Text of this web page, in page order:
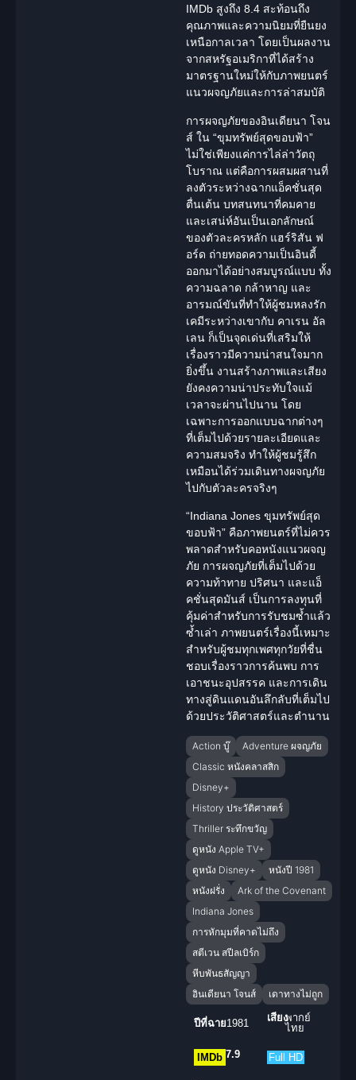
IMDb สูงถึง 8.4 สะท้อนถึง
คุณภาพและความนิยมที่ยืนยง
เหนือกาลเวลา โดยเป็นผลงาน
จากสหรัฐอเมริกาที่ได้สร้าง
มาตรฐานใหม่ให้กับภาพยนตร์
แนวผจญภัยและการล่าสมบัติ
การผจญภัยของอินเดียนา โจน
ส์ ใน “ขุมทรัพย์สุดขอบฟ้า”
ไม่ใช่เพียงแค่การไล่ล่าวัตถุ
โบราณ แต่คือการผสมผสานที่
ลงตัวระหว่างฉากแอ็คชั่นสุด
ตื่นเต้น บทสนทนาที่คมคาย
และเสน่ห์อันเป็นเอกลักษณ์
ของตัวละครหลัก แฮร์ริสัน ฟ
อร์ด ถ่ายทอดความเป็นอินดี้
ออกมาได้อย่างสมบูรณ์แบบ ทั้ง
ความฉลาด กล้าหาญ และ
อารมณ์ขันที่ทำให้ผู้ชมหลงรัก
เคมีระหว่างเขากับ คาเรน อัล
เลน ก็เป็นจุดเด่นที่เสริมให้
เรื่องราวมีความน่าสนใจมาก
ยิ่งขึ้น งานสร้างภาพและเสียง
ยังคงความน่าประทับใจแม้
เวลาจะผ่านไปนาน โดย
เฉพาะการออกแบบฉากต่างๆ
ที่เต็มไปด้วยรายละเอียดและ
ความสมจริง ทำให้ผู้ชมรู้สึก
เหมือนได้ร่วมเดินทางผจญภัย
ไปกับตัวละครจริงๆ
“Indiana Jones ขุมทรัพย์สุด
ขอบฟ้า” คือภาพยนตร์ที่ไม่ควร
พลาดสำหรับคอหนังแนวผจญ
ภัย การผจญภัยที่เต็มไปด้วย
ความท้าทาย ปริศนา และแอ็
คชั่นสุดมันส์ เป็นการลงทุนที่
คุ้มค่าสำหรับการรับชมซ้ำแล้ว
ซ้ำเล่า ภาพยนตร์เรื่องนี้เหมาะ
สำหรับผู้ชมทุกเพศทุกวัยที่ชื่น
ชอบเรื่องราวการค้นพบ การ
เอาชนะอุปสรรค และการเดิน
ทางสู่ดินแดนอันลึกลับที่เต็มไป
ด้วยประวัติศาสตร์และตำนาน
Action บู๊
Adventure ผจญภัย
Classic หนังคลาสสิก
Disney+
History ประวัติศาสตร์
Thriller ระทึกขวัญ
ดูหนัง Apple TV+
ดูหนัง Disney+
หนังปี 1981
หนังฝรั่ง
Ark of the Covenant
Indiana Jones
การหักมุมที่คาดไม่ถึง
สตีเวน สปีลเบิร์ก
หีบพันธสัญญา
อินเดียนา โจนส์
เดาทางไม่ถูก
ปีที่ฉาย1981 เสียงพากย์
ไทย
IMDb 7.9 Full HD